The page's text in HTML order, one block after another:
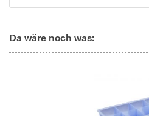
Da wäre noch was: